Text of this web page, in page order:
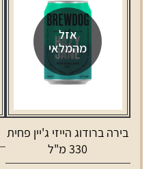
אזל
מהמלאי
בירה ברודוג הייזי ג'יין פחית
330 מ"ל